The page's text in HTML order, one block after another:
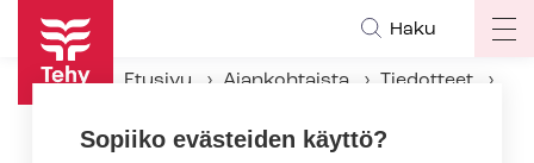
Hyppää
pääsisältöön
Haku
Etusivu Ajankohtaista
Tiedotteet
Sopiiko evästeiden käyttö?